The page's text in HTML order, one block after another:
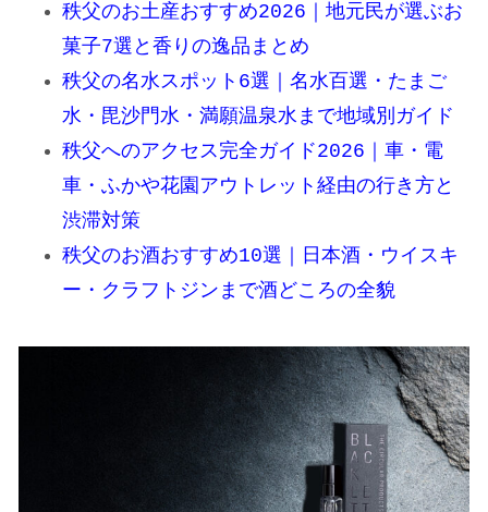
秩父のお土産おすすめ2026｜地元民が選ぶお
菓子7選と香りの逸品まとめ
秩父の名水スポット6選｜名水百選・たまご
水・毘沙門水・満願温泉水まで地域別ガイド
秩父へのアクセス完全ガイド2026｜車・電
車・ふかや花園アウトレット経由の行き方と
渋滞対策
秩父のお酒おすすめ10選｜日本酒・ウイスキ
ー・クラフトジンまで酒どころの全貌